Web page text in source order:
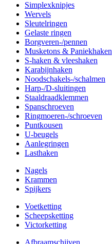
Simplexknipjes
Wervels
Sleutelringen
Gelaste ringen
Borgveren-/pennen
Musketons & Paniekhaken
S-haken & vleeshaken
Karabijnhaken
Noodschakels-/schalmen
Harp-/D-sluitingen
Staaldraadklemmen
Spanschroeven
Ringmoeren-/schroeven
Puntkousen
U-beugels
Aanlegringen
Lasthaken
Nagels
Krammen
Spijkers
Voetketting
Scheepsketting
Victorketting
Afbraamschijven